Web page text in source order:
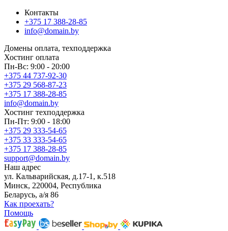
Контакты
+375 17 388-28-85
info@domain.by
Домены оплата, техподдержка
Хостинг оплата
Пн-Вс: 9:00 - 20:00
+375 44 737-92-30
+375 29 568-87-23
+375 17 388-28-85
info@domain.by
Хостинг техподдержка
Пн-Пт: 9:00 - 18:00
+375 29 333-54-65
+375 33 333-54-65
+375 17 388-28-85
support@domain.by
Наш адрес
ул. Кальварийская, д.17-1, к.518
Минск, 220004, Республика
Беларусь, а/я 86
Как проехать?
Помощь